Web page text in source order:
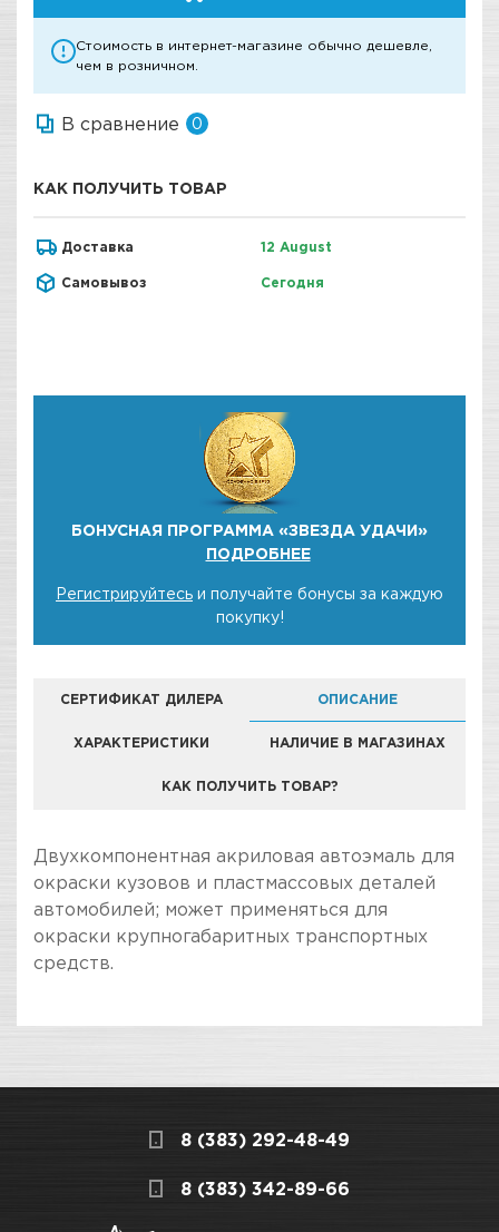
Стоимость в интернет-магазине обычно дешевле,
чем в розничном.
В сравнение 0
КАК ПОЛУЧИТЬ ТОВАР
Доставка 12 August
Самовывоз Сегодня
БОНУСНАЯ ПРОГРАММА «ЗВЕЗДА УДАЧИ»
ПОДРОБНЕЕ
Регистрируйтесь и получайте бонусы за каждую
покупку!
СЕРТИФИКАТ ДИЛЕРА ОПИСАНИЕ
ХАРАКТЕРИСТИКИ НАЛИЧИЕ В МАГАЗИНАХ
КАК ПОЛУЧИТЬ ТОВАР?
КОМПАНИЯ "ЗВЕЗДА УДАЧИ" ЯВЛЯЕТСЯ
ОФИЦИАЛЬНЫМ ДИЛЕРОМ БРЕНДА VIKA
Двухкомпонентная акриловая автоэмаль для
окраски кузовов и пластмассовых деталей
автомобилей; может применяться для
окраски крупногабаритных транспортных
средств.
Вид инструмента /
Акриловые эмали
Назначение
СКЛАДСКОЙ КОМПЛЕКС
получение товара максимально комфортными,
поэтому подготовили для Вас самую
8 (383) 292-48-49
8 (383) 342-89-66